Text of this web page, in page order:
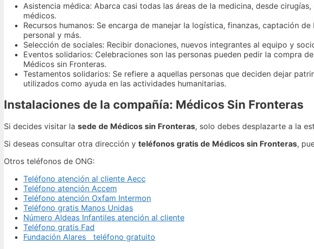
Asistencia médica: Abarca casi todas las áreas de la medicina, desde
médicos.
Recursos humanos: Se encarga de manejar la logística, finanzas, captación
personal y más.
Selección de sociales: Recibir donaciones, nuevos integrantes al equipo y
Eventos solidarios: Celebraciones son las personas pueden pedir la compra
Médicos sin Fronteras.
Testamentos solidarios: Se refiere a aquellas personas que deciden dejar
utilizados como ayuda en las actividades humanitarias.
Instalaciones de la compañía: Médicos Sin Fronteras
Si decides visitar la sede de Médicos sin Fronteras, solo debes desplazarte a la
Si deseas consultar otra dirección y teléfonos gratis de Médicos sin Fronteras,
Otros teléfonos de ONG:
Teléfono atención al cliente Aecc
Teléfono atención Accem
Teléfono atención Oxfam Intermon
Teléfono gratis Manos Unidas
Número Aldeas Infantiles atención al cliente
Teléfono gratis Fad
Fundación Alares teléfono gratuito